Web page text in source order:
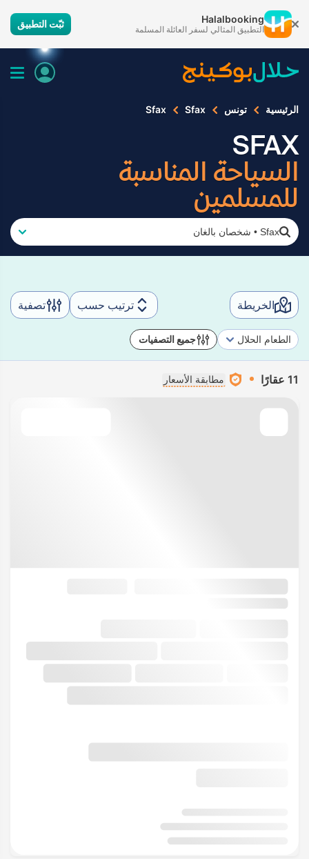
Halalbooking
التطبيق المثالي لسفر العائلة المسلمة ثبّت التطبيق
الرئيسية تونس Sfax
Sfax
SFAX
السياحة المناسبة
للمسلمين
Sfax
• شخصان بالغان
الخريطة ترتيب حسب تصفية
الطعام الحلال جميع التصفيات
11 عقارًا مطابقة الأسعار